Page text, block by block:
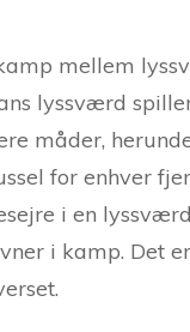
mellem
lyssværd
måder,
for enhver
i en
i kamp. Det